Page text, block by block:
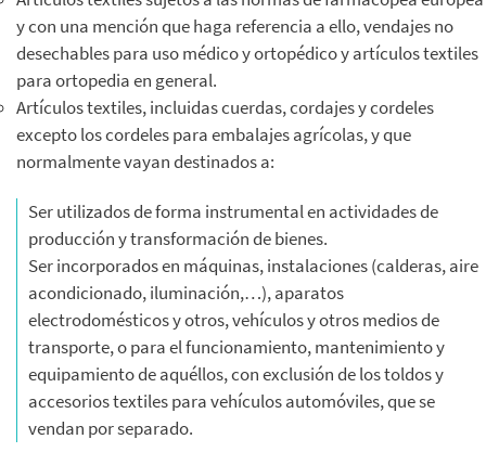
y con una mención que haga referencia a ello, vendajes no
desechables para uso médico y ortopédico y artículos textiles
para ortopedia en general.
Artículos textiles, incluidas cuerdas, cordajes y cordeles
excepto los cordeles para embalajes agrícolas, y que
normalmente vayan destinados a:
Ser utilizados de forma instrumental en actividades de
producción y transformación de bienes.
Ser incorporados en máquinas, instalaciones (calderas, aire
acondicionado, iluminación,…), aparatos
electrodomésticos y otros, vehículos y otros medios de
transporte, o para el funcionamiento, mantenimiento y
equipamiento de aquéllos, con exclusión de los toldos y
accesorios textiles para vehículos automóviles, que se
vendan por separado.